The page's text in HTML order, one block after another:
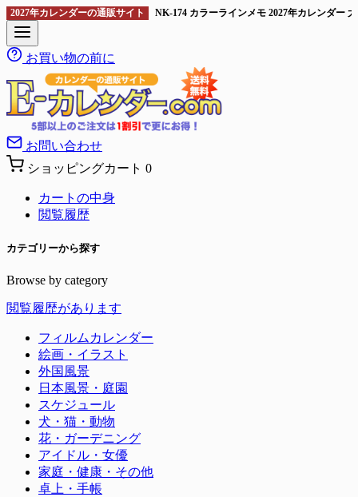
2027年カレンダーの通販サイト NK-174 カラーラインメモ 2027年カレンダー
お買い物の前に
お問い合わせ
ショッピングカート 0
カートの中身
閲覧履歴
カテゴリーから探す
Browse by category
閲覧履歴があります
フィルムカレンダー
絵画・イラスト
外国風景
日本風景・庭園
スケジュール
犬・猫・動物
花・ガーデニング
アイドル・女優
家庭・健康・その他
卓上・手帳